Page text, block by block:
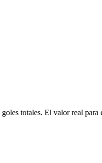
totales. El valor real para